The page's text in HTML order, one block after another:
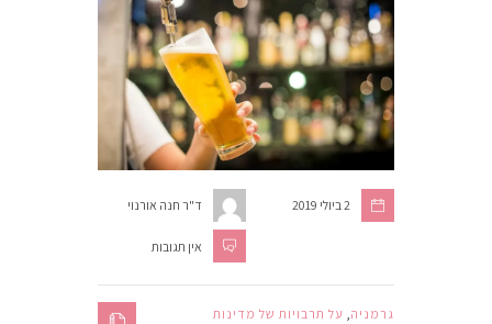
ד"ר חנה אורנוי 2 ביולי 2019
אין תגובות
גרמניה, על תרבויות של מדינות